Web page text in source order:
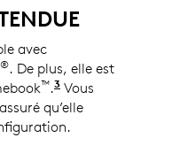
avec
®. De plus, elle est
™.3 Ce produit a été
Vous
qu’elle